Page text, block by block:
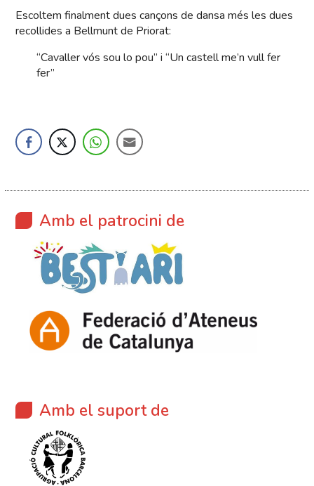
Escoltem finalment dues cançons de dansa més les dues
recollides a Bellmunt de Priorat:
“Cavaller vós sou lo pou” i “Un castell me’n vull fer
fer”
Amb el patrocini de
Amb el suport de